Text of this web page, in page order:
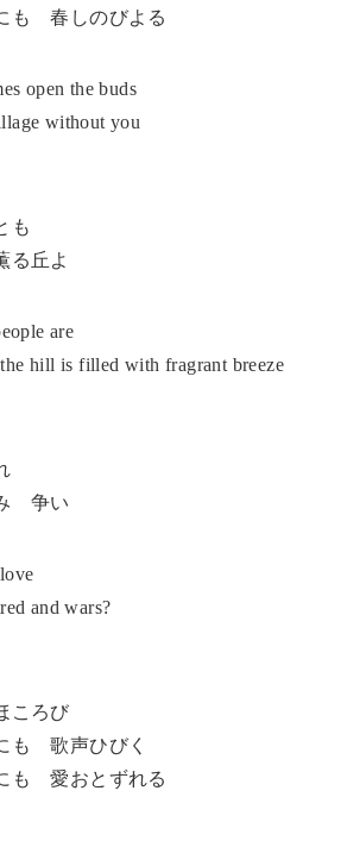
も 春しのびよる
open the buds
without you
も
る丘よ
are
hill is filled with fragrant breeze
争い
and wars?
ころび
も 歌声ひびく
も 愛おとずれる